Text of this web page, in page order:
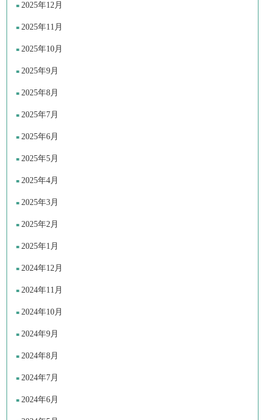
2025年12月
2025年11月
2025年10月
2025年9月
2025年8月
2025年7月
2025年6月
2025年5月
2025年4月
2025年3月
2025年2月
2025年1月
2024年12月
2024年11月
2024年10月
2024年9月
2024年8月
2024年7月
2024年6月